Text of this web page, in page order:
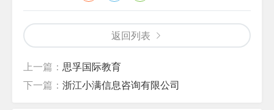
返回列表
上一篇： 思孚国际教育
下一篇： 浙江小满信息咨询有限公司